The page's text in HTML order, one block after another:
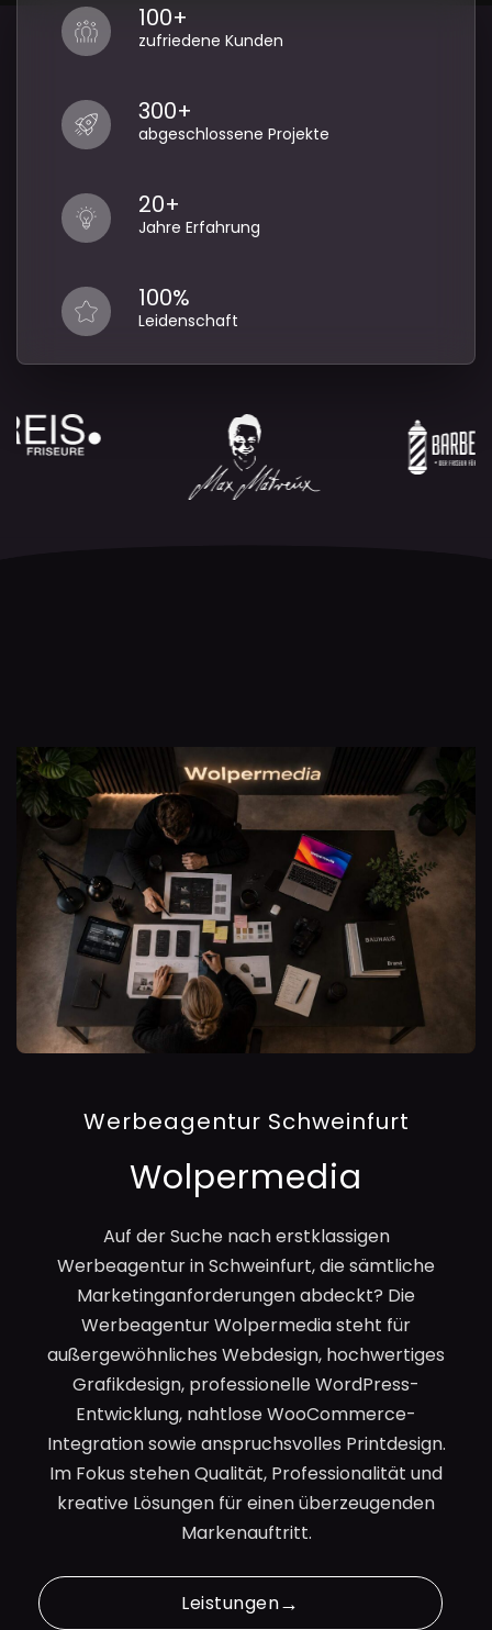
100+
zufriedene Kunden
300+
abgeschlossene Projekte
20+
Jahre Erfahrung
100%
Leidenschaft
Werbeagentur Schweinfurt
Wolpermedia
Auf der Suche nach erstklassigen
Werbeagentur in Schweinfurt, die sämtliche
Marketinganforderungen abdeckt? Die
Werbeagentur Wolpermedia steht für
außergewöhnliches Webdesign, hochwertiges
Grafikdesign, professionelle WordPress-
Entwicklung, nahtlose WooCommerce-
Integration sowie anspruchsvolles Printdesign.
Im Fokus stehen Qualität, Professionalität und
kreative Lösungen für einen überzeugenden
Markenauftritt.
Leistungen